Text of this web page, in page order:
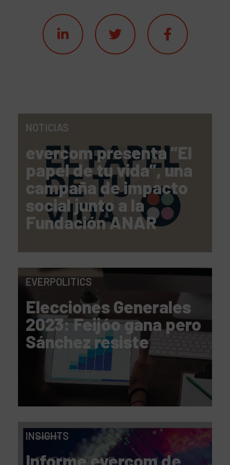
NOTICIAS
evercom presenta “El
papel de tu vida”, una
campaña de impacto
social junto a la
Fundación ANAR
EVERPOLITICS
Elecciones Generales
2023: Feijóo gana pero
Sánchez resiste
INSIGHTS
Informe evercom de